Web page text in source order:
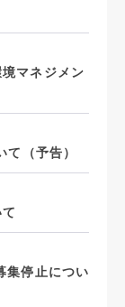
マネジメン
（予告）
集停止につい